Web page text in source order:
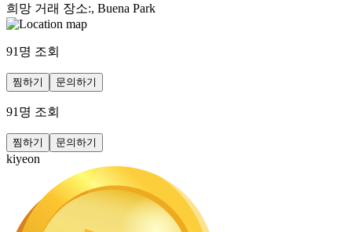
희망 거래 장소:, Buena Park
91 명 조회
찜하기 문의하기
91 명 조회
찜하기 문의하기
kiyeon